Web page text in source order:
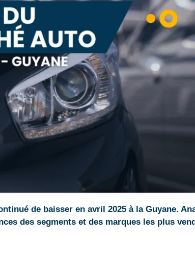
de baisser en avril 2025 à la Guyane.
des segments et des marques les plus